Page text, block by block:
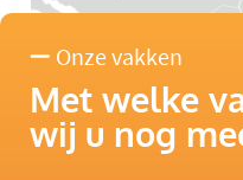
Onze vakken
Met welke
wij u nog